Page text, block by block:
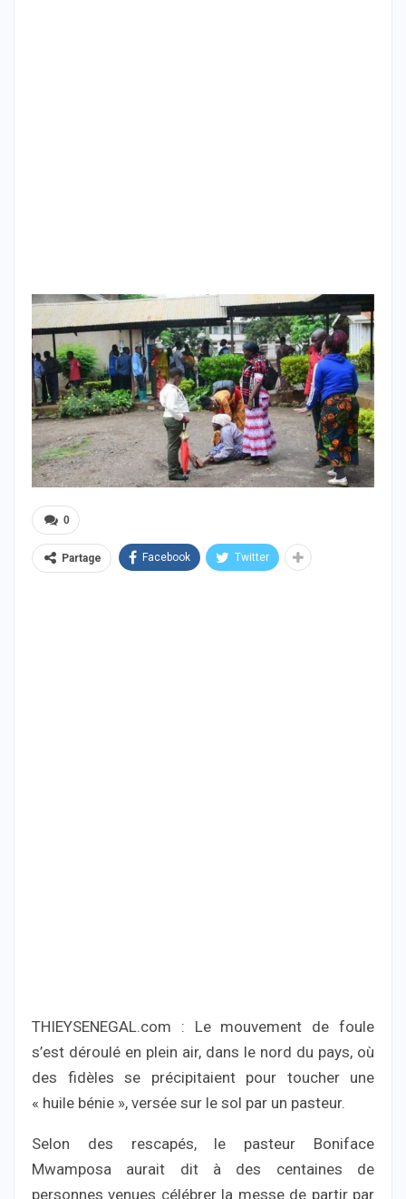
0
Partage Facebook Twitter
THIEYSENEGAL.com : Le mouvement de foule
s’est déroulé en plein air, dans le nord du pays, où
des fidèles se précipitaient pour toucher une
« huile bénie », versée sur le sol par un pasteur.
Selon des rescapés, le pasteur Boniface
Mwamposa aurait dit à des centaines de
personnes venues célébrer la messe de partir par